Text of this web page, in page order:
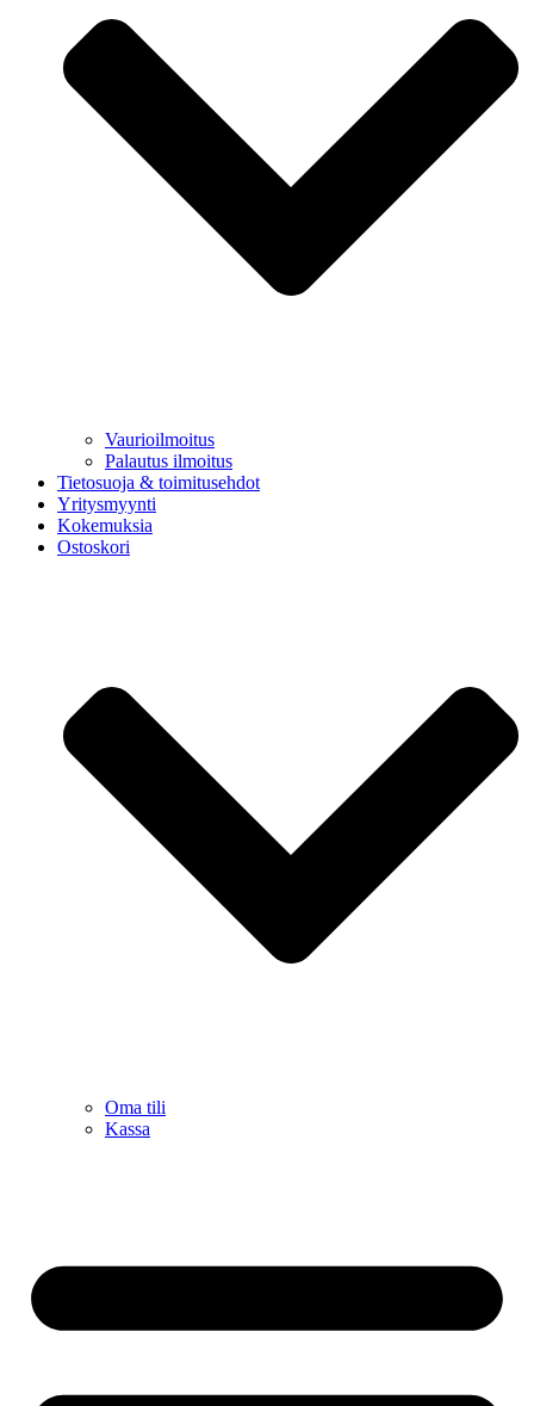
Vaurioilmoitus
Palautus ilmoitus
Tietosuoja & toimitusehdot
Yritysmyynti
Kokemuksia
Ostoskori
Oma tili
Kassa